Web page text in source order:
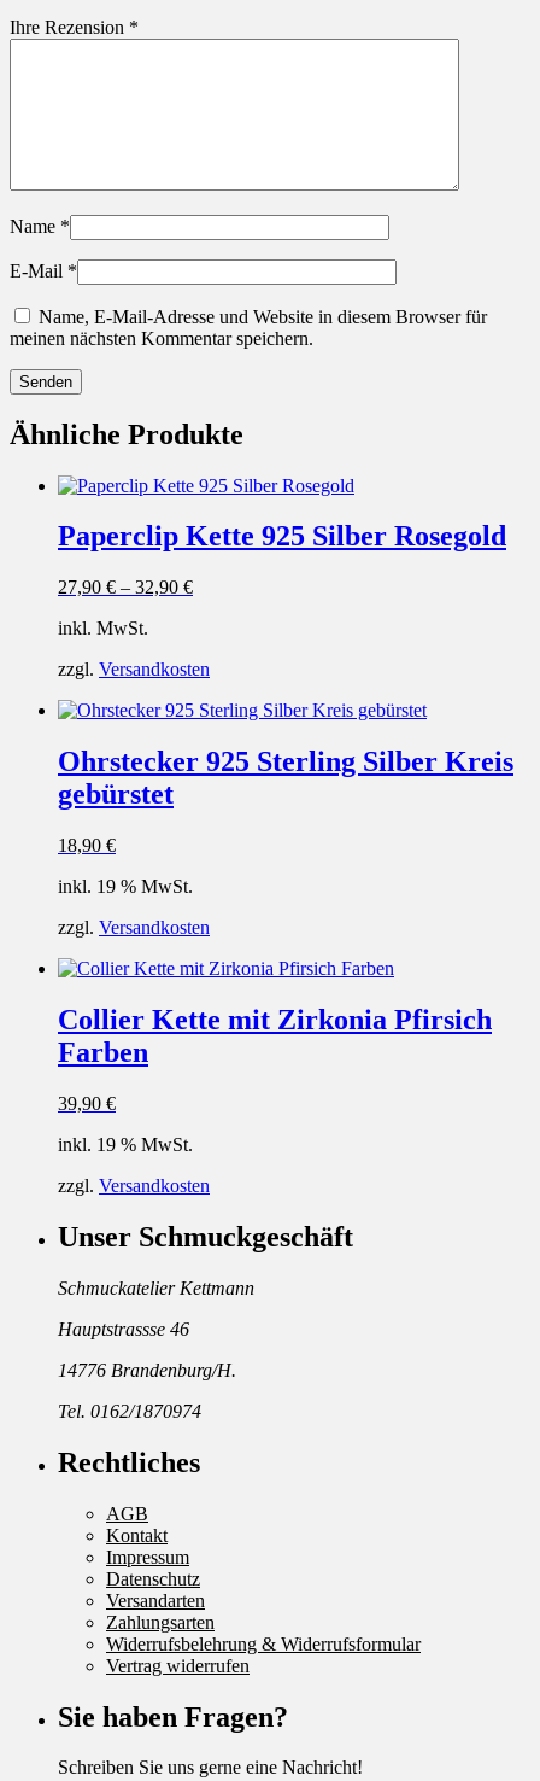
Ihre Rezension *
Name *
E-Mail *
Name, E-Mail-Adresse und Website in diesem Browser für
meinen nächsten Kommentar speichern.
Ähnliche Produkte
Paperclip Kette 925 Silber Rosegold
27,90 € – 32,90 €
inkl. MwSt.
zzgl. Versandkosten
Ohrstecker 925 Sterling Silber Kreis
gebürstet
18,90 €
inkl. 19 % MwSt.
zzgl. Versandkosten
Collier Kette mit Zirkonia Pfirsich
Farben
39,90 €
inkl. 19 % MwSt.
zzgl. Versandkosten
Unser Schmuckgeschäft
Schmuckatelier Kettmann
Hauptstrassse 46
14776 Brandenburg/H.
Tel. 0162/1870974
Rechtliches
AGB
Kontakt
Impressum
Datenschutz
Versandarten
Zahlungsarten
Widerrufsbelehrung & Widerrufsformular
Vertrag widerrufen
Sie haben Fragen?
Schreiben Sie uns gerne eine Nachricht!